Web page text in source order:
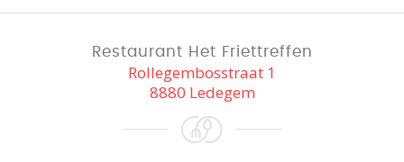
Restaurant Het Friettreffen
Rollegembosstraat 1
8880 Ledegem